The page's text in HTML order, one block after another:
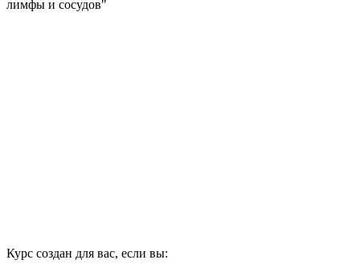
лимфы и сосудов"
Курс создан для вас, если вы: